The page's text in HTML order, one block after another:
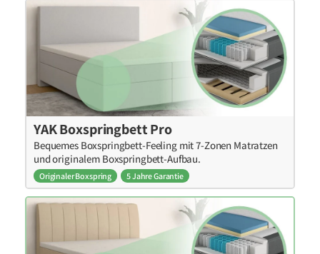
YAK Boxspringbett Pro
Bequemes Boxspringbett-Feeling mit 7-Zonen Matratzen
und originalem Boxspringbett-Aufbau.
Originaler Boxspring 5 Jahre Garantie